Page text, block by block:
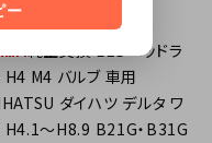
純正交換 LEDヘッドラ
H4 M4 バルブ 車用
ダイハツ デルタ ワ
H4.1～H8.9 B21G・B31G
ー